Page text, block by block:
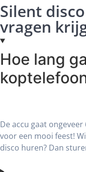
Silent
vragen
Hoe lang
De accu gaat
voor een mooi feest!
disco huren? Dan